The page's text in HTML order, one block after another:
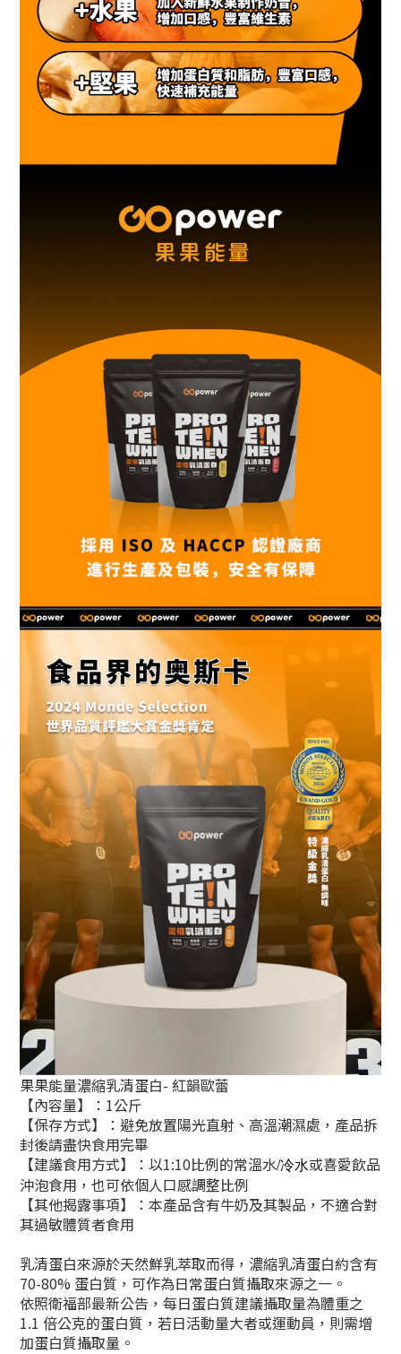
果果能量濃縮乳清蛋白- 紅韻歐蕾
【內容量】：1公斤
【保存方式】：避免放置陽光直射、高溫潮濕處，產品拆
封後請盡快食用完畢
【建議食用方式】：以1:10比例的常溫水/冷水或喜愛飲品
沖泡食用，也可依個人口感調整比例
【其他揭露事項】：本產品含有牛奶及其製品，不適合對
其過敏體質者食用
乳清蛋白來源於天然鮮乳萃取而得，濃縮乳清蛋白約含有
70-80% 蛋白質，可作為日常蛋白質攝取來源之一。
依照衛福部最新公告，每日蛋白質建議攝取量為體重之
1.1 倍公克的蛋白質，若日活動量大者或運動員，則需增
加蛋白質攝取量。